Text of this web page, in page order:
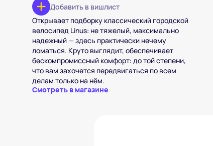
Добавить в вишлист
Открывает подборку классический городской
велосипед Linus: не тяжелый, максимально
надежный — здесь практически нечему
ломаться. Круто выглядит, обеспечивает
бескомпромиссный комфорт: до той степени,
что вам захочется передвигаться по всем
делам только на нём.
Смотреть в магазине